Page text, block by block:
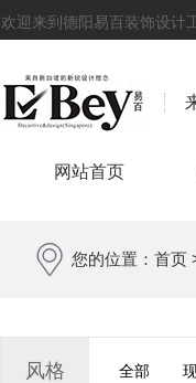
欢迎来到德阳易百装饰设计
网站首页
您的位置： 首页
风格 全部